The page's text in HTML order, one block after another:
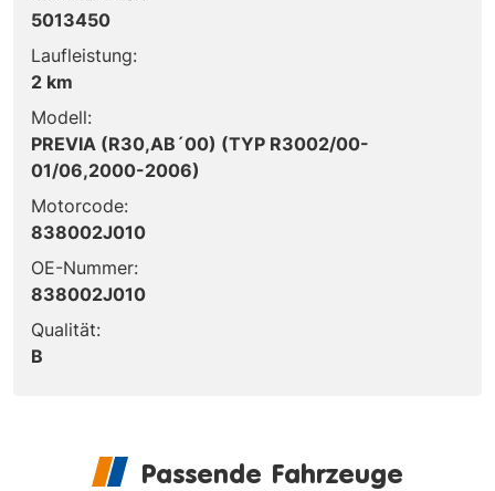
5013450
Laufleistung:
2 km
Modell:
PREVIA (R30,AB´00) (TYP R3002/00-
01/06,2000-2006)
Motorcode:
838002J010
OE-Nummer:
838002J010
Qualität:
B
Passende Fahrzeuge